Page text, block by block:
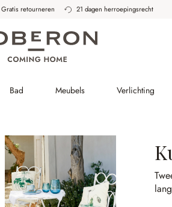
Gratis retourneren 21 dagen herroepingsrecht
Bad Meubels Verlichting